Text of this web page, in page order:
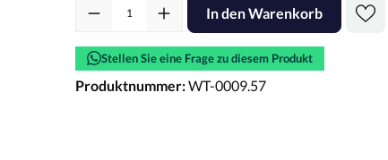
Produkt Anzahl: Gib den gewünschten Wert ein
In den Warenkorb
Stellen Sie eine Frage zu diesem Produkt
Produktnummer:WT-0009.57